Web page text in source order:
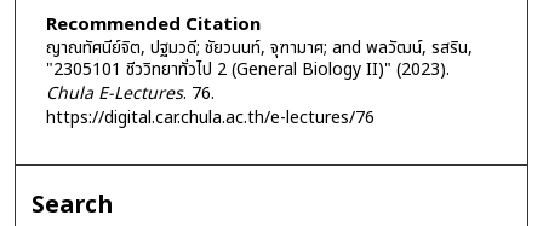
Recommended Citation
ญาณทัศนีย์จิต, ปฐมวดี; ชัยวนนท์, จุฑามาศ; and พลวัฒน์, รสริน,
"2305101 ชีววิทยาทั่วไป 2 (General Biology II)" (2023).
Chula E-Lectures. 76.
https://digital.car.chula.ac.th/e-lectures/76
Search